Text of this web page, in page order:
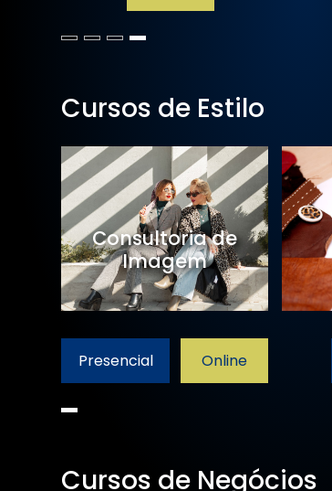
Cursos de Estilo
Consultoria de
Imagem
Presencial Online
Cursos de Negócios